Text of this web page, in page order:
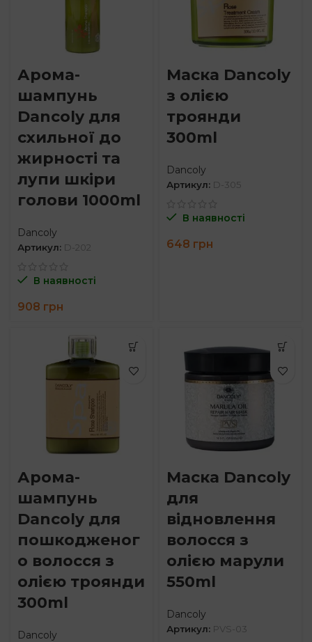
Арома-
шампунь
Dancoly для
схильної до
жирності та
лупи шкіри
голови 1000ml
Dancoly
Артикул: D-202
В наявності
908 грн
Маска Dancoly
з олією
троянди
300ml
Dancoly
Артикул: D-305
В наявності
648 грн
Арома-
шампунь
Dancoly для
пошкодженог
о волосся з
олією троянди
300ml
Dancoly
Маска Dancoly
для
відновлення
волосся з
олією марули
550ml
Dancoly
Артикул: PVS-03